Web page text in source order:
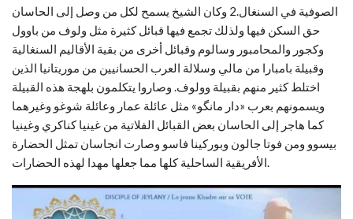
الصوفية في السنغال.2 وكان الشيخ يسمح لكل من وصل إلى الحاسان
حق السكن فيها ولذلك تجمع فيها قبائل كثيرة مثل ولوف من باوول
وكجور والمحامبور وسالوم وقبائل أخرى من بقية الأقاليم السنغالية
وقبيلة بامبارا من مالي وسلالة العرب الحسانيين من موريتانيا الذين
اختلط كثير منهم بقبيلة وولوف. وصاروا يتكلمون بلهجة هذه القبيلة
ويسمونهم بعرب «دار مانگو» مثل عائلة عمار وعائلة شوغو وغيرهما
كما هاجر إلى الحاسان بعض القبائل الفلاتية من غينيا كناكري وغينيا
بيسوو ومن فوتا جالون وبوركينا فاسو وصارت انجاسان تمثل الحضارة